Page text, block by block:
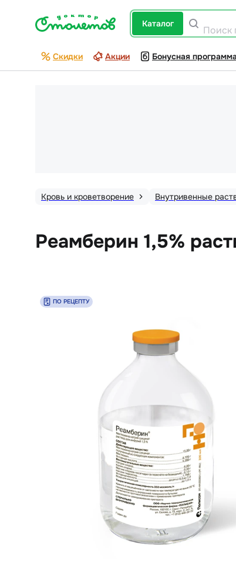
каталог
Поиск
Скидки Акции Бонусная программа
Кровь и кроветворение Внутривенные
Реамберин 1,5%
ПО РЕЦЕПТУ